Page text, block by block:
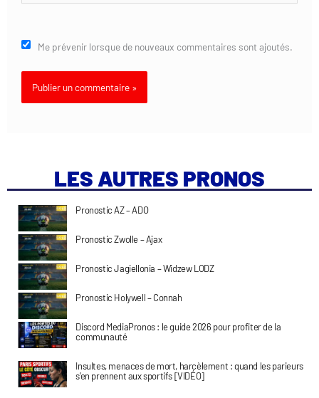
Me prévenir lorsque de nouveaux commentaires sont ajoutés.
LES AUTRES PRONOS
Pronostic AZ – ADO
Pronostic Zwolle – Ajax
Pronostic Jagiellonia – Widzew LODZ
Pronostic Holywell – Connah
Discord MediaPronos : le guide 2026 pour profiter de la
communauté
Insultes, menaces de mort, harcèlement : quand les parieurs
s’en prennent aux sportifs [VIDÉO]